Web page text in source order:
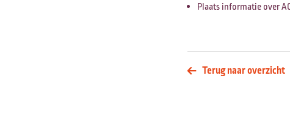
Plaats informatie over
Terug naar overzicht